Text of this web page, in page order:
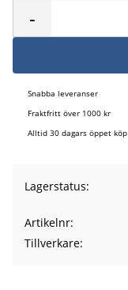
-
Snabba leveranser
Fraktfritt över 1000 kr
Alltid 30 dagars öppet köp
Lagerstatus
Artikelnr
Tillverkare